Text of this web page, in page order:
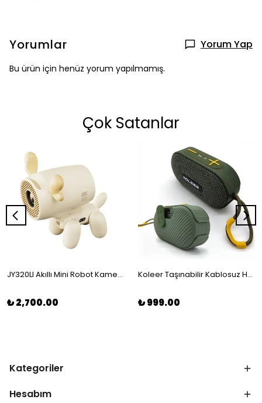
Yorumlar Yorum Yap
Bu ürün için henüz yorum yapılmamış.
Çok Satanlar
JY320LI Akıllı Mini Robot Kamera – Sevimli Tasarım, Üstün Güvenlik
₺ 2,700.00
Koleer Taşınabilir Kablosuz Hoparlör S39: Müziği Serbest Bırakın!
₺ 999.00
Kategoriler
Hesabım